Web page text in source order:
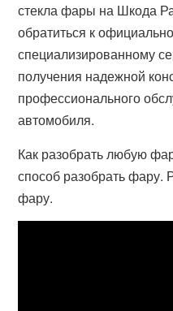
стекла фары на Шкода
обратиться к
специализированному
получения надежной
профессионального
автомобиля.
Как разобрать любую
способ разобрать фару.
фару.